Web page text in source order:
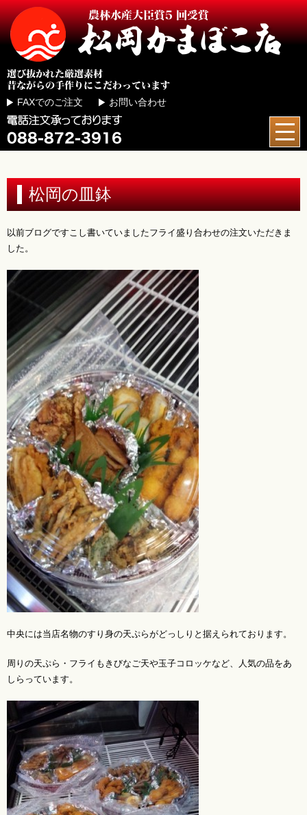
FAXでのご注文 お問い合わせ
松岡の皿鉢
以前ブログですこし書いていましたフライ盛り合わせの注文いただきま
した。
中央には当店名物のすり身の天ぷらがどっしりと据えられております。
周りの天ぷら・フライもきびなご天や玉子コロッケなど、人気の品をあ
しらっています。